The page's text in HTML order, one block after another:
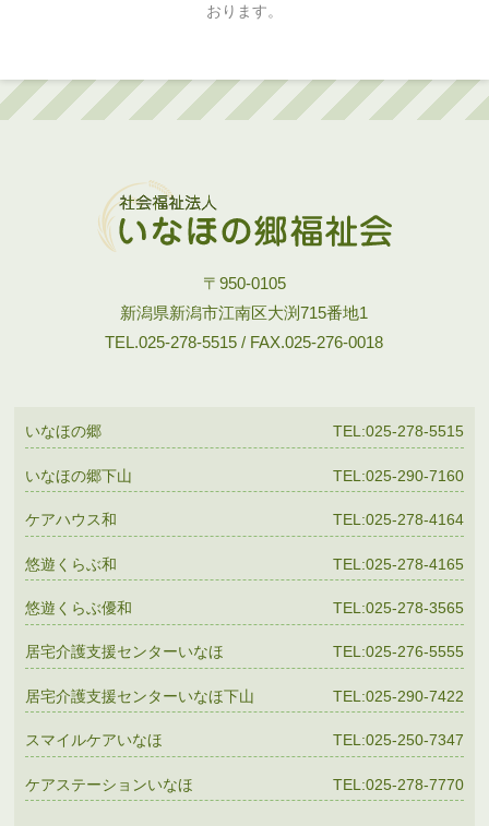
おります。
〒950-0105
新潟県新潟市江南区大渕715番地1
TEL.025-278-5515 / FAX.025-276-0018
いなほの郷 TEL:025-278-5515
いなほの郷下山 TEL:025-290-7160
ケアハウス和 TEL:025-278-4164
悠遊くらぶ和 TEL:025-278-4165
悠遊くらぶ優和 TEL:025-278-3565
居宅介護支援センターいなほ TEL:025-276-5555
居宅介護支援センターいなほ下山 TEL:025-290-7422
スマイルケアいなほ TEL:025-250-7347
ケアステーションいなほ TEL:025-278-7770